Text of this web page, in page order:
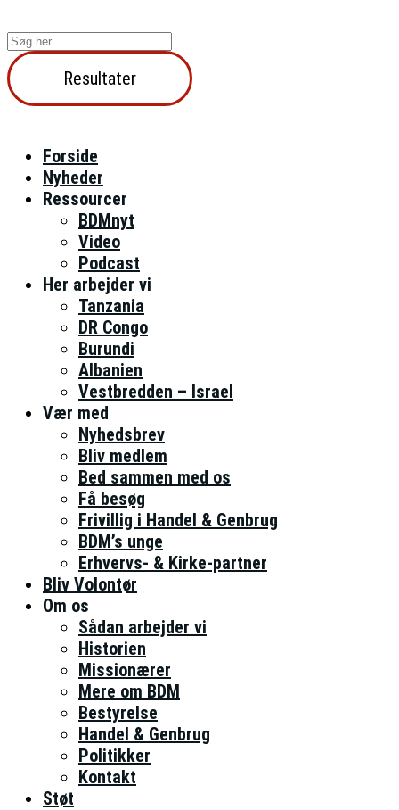
til
indhold
Search
...
Resultater
Forside
Nyheder
Ressourcer
BDMnyt
Video
Podcast
Her arbejder vi
Tanzania
DR Congo
Burundi
Albanien
Vestbredden – Israel
Vær med
Nyhedsbrev
Bliv medlem
Bed sammen med os
Få besøg
Frivillig i Handel & Genbrug
BDM’s unge
Erhvervs- & Kirke-partner
Bliv Volontør
Om os
Sådan arbejder vi
Historien
Missionærer
Mere om BDM
Bestyrelse
Handel & Genbrug
Politikker
Kontakt
Støt